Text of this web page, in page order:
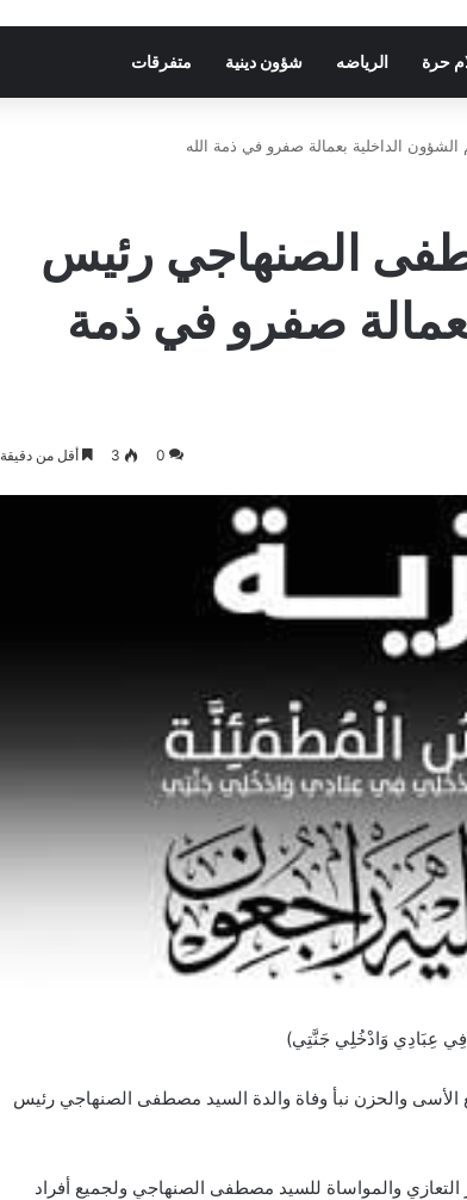
حرة الرياضه شؤون دينية متفرقات
الداخلية بعمالة صفرو في ذمة الله
الصنهاجي رئيس
صفرو في ذمة
0
3 أقل من دقيقة
فِي عِبَادِي وَادْخُلِي جَنَّتِي)
والحزن نبأ وفاة والدة السيد مصطفى الصنهاجي رئيس
التعازي والمواساة للسيد مصطفى الصنهاجي ولجميع أفراد